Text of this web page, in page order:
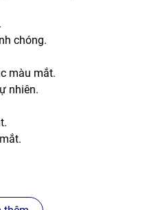
chóng.
màu mắt.
nhiên.